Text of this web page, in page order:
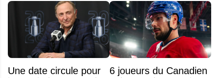
Une date circule pour
6 joueurs du Canadien